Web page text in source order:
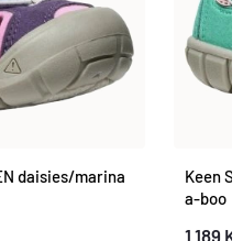
daisies/marina
Keen
a-boo
1 189